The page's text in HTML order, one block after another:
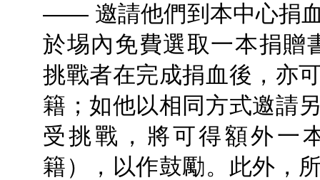
—— 邀請他們到本中心捐
於埸內免費選取一本捐贈
挑戰者在完成捐血後，亦
籍；如他以相同方式邀請
受挑戰，將可得額外一
籍），以作鼓勵。此外，